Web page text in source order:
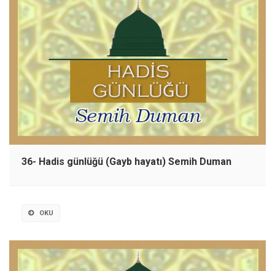
36- Hadis günlüğü (Gayb hayatı) Semih Duman
OKU